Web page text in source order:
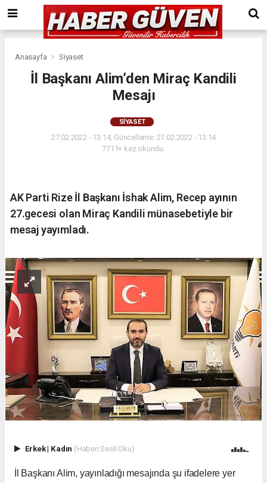
Anasayfa Siyaset
İl Başkanı Alim’den Miraç Kandili
Mesajı
SIYASET
27.02.2022 - 13:14, Güncelleme: 27.02.2022 - 13:14
7711+ kez okundu.
AK Parti Rize İl Başkanı İshak Alim, Recep ayının
27.gecesi olan Miraç Kandili münasebetiyle bir
mesaj yayımladı.
Erkek| Kadın (Haberi Sesli Oku)
İl Başkanı Alim, yayınladığı mesajında şu ifadelere yer